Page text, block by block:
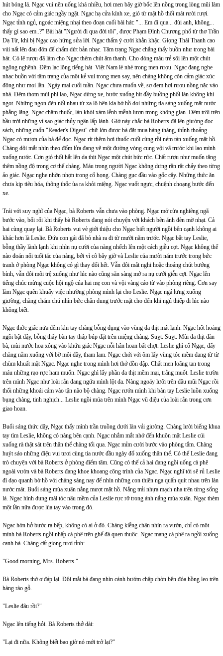
hút bóng lá. Ngạc vui nên uống khá nhiều, hơi men bây giờ bốc lên nồng trong lòng mũi làm
cho Ngạc có cảm giác ngầy ngật. Ngạc hạ cửa kính xe, gió từ mặt hồ thổi mát rười rượi.
Ngạc tỉnh ngủ, ngoác miệng nhại theo đoạn cuối bài hát: "... Em đi qua... đùi anh, không...
thấy gì sao em..?" Bài hát "Người đi qua đời tôi", được Phạm Đình Chương phổ từ thơ Trần
Dạ Từ, khi bị Ngạc cao hứng sửa lời. Ngạc thấm ý cười khằn khặc. Giọng Thái Thanh cao
vúi nất lên đau đớn để chấm dứt bản nhạc. Tâm trạng Ngạc chẳng thấy buồn như trong bài
hát. Có lẽ rượu đã làm cho Ngạc thèm chút âm thanh. Cho dòng máu trẻ sôi lên một chút
ngông nghênh. Đêm lạc lõng tiếng hát Việt Nam lè nhè trong men rượu. Ngạc đang nghe
nhạc buồn với tâm trạng của một kẻ vui trong men say, nên chàng không còn cảm giác xúc
động như mọi lần. Ngày mai cuối tuần. Ngạc chưa muốn về, sợ đem hơi rượu nồng nặc vào
nhà. Đêm thơm mùi phi lao, Ngạc dừng xe, bước xuống hít đầy buồng phổi làn không khí
ngọt. Những ngọn đèn nối nhau từ xa lộ bên kia bờ hồ dọi những tia sáng xuống mặt nước
phẳng lặng. Ngạc châm thuốc, làn khói xám lễnh mễnh lượn trong không gian. Đêm trôi trên
bầu trời những vì sao giác thủy ngân lấp lánh. Giờ này chắc bà Roberts đã lên giường đọc
sách, những cuốn "Reader's Digest" chữ lớn được bà đặt mua hàng tháng, thỉnh thoảng
Ngạc có mượn của bà để đọc. Ngạc rít thêm hơi thuốc cuối cùng rồi ném tàn xuống mặt hồ.
Chàng dõi mắt nhìn theo đốm lửa đang vẽ một đường vòng cung vội vã trước khi lao mình
xuống nước. Cơn gió thổi hắt lên da thịt Ngạc một chút bức rức. Chất rượu như muốn tăng
thêm nồng độ trong cơ thể chàng. Máu trong người Ngạc không dưng rần rật chảy theo từng
ảo giác. Ngạc nghe nhờn nhợn trong cổ họng. Chàng gục đầu vào gốc cây. Những thức ăn
chưa kịp tiêu hóa, thông thốc ùa ra khỏi miệng. Ngạc vuốt ngực, chuệnh choạng bước đến
xe.
Trái với suy nghĩ của Ngạc, bà Roberts vẫn chưa vào phòng. Ngạc mở cửa nghiêng ngã
bước vào, bối rối khi thấy bà Roberts đang nói chuyện với khách bên ánh đèn mờ nhạt. Cả
hai cùng quay lại. Bà Roberts vui vẻ giới thiệu cho Ngạc biết người ngồi bên cạnh không ai
khác hơn là Leslie. Đứa con gái đã bỏ nhà ra đi từ mười năm trước. Ngạc bắt tay Leslie,
bỗng thầy lành lạnh khi nhìn nụ cười của nàng nhếch lên một cách giễu cợt. Ngạc không thể
nào đoán nổi tuổi tác của nàng, bởi vì cô bây giờ và Leslie của mười năm trước trong bức
tranh ở phòng Ngạc không có gì thay đổi hết. Vẫn đôi mắt nghi hoặc thoáng chút bướng
bỉnh, vẫn đôi môi trệ xuống như lúc nào cũng sẵn sàng mở ra nụ cưới giễu cợt. Ngạc lên
tiếng chúc mừng cuộc hội ngộ của hai mẹ con và vội vàng cáo từ vào phòng riêng. Cơn say
làm Ngạc quên khuấy việc nhường phòng mình lại cho Leslie. Ngạc ngả lưng xuống
giường, chàng chăm chú nhìn bức chân dung trước mặt cho đến khi ngủ thiếp đi lúc nào
không biết.
Ngạc thức giấc nửa đêm khi tay chàng bỗng đụng vào vùng da thịt mát lạnh. Ngạc hốt hoảng
ngồi bật dậy, bỗng thấy bàn tay tháp búp đặt trên miệng chàng. Suỵt. Suỵt. Mùi da thịt đàn
bà, mùi nước hoa xông vào khứu giác Ngạc nỗi hân hoan bất chợt. Leslie ghì cổ Ngạc, đẩy
chàng nằm xuống với bờ môi đầy, tham lam. Ngạc chới với ôm lấy vùng tóc mềm đang từ từ
chùm khuất mặt Ngạc. Ngạc nghe trong mình hơi thở dồn dập. Chất men loãng tan trong
máu những rạo rực ham muốn. Ngạc ghì lấy phần da thịt mềm mại, trắng muốt. Leslie trườn
trên mình Ngạc như loài rắn đang ngứa mình lột da. Nàng ngoáy lưỡi trên đầu mũi Ngạc rồi
thổi những khoái cảm vào tận não bộ chàng. Ngạc rướn mình khi bàn tay Leslie luồn xuống
bụng chàng, tinh nghịch... Leslie ngồi múa trên mình Ngạc vũ điệu của loài rắn trong cơn
giao hoan.
Buổi sáng thức dậy, Ngạc thấy mình trần truồng dưới làn vải giường. Chàng lười biếng khua
tay tìm Leslie, không có nàng bên cạnh. Ngạc nhắm mắt nhớ đến khuôn mặt Leslie cúi
xuống rà thật sát trên thân thể chàng tối qua. Ngạc mỉm cười bước vào phòng tắm. Chàng
huýt sáo những điệu vui tươi cùng tia nước đầu ngày đổ xuống thân thể. Có thể Leslie đang
trò chuyện với bà Roberts ở phòng điểm tâm. Cũng có thể cả hai đang ngồi uống cà phê
ngoài vườn và bà Roberts đang khoe khoang công trình của Ngạc. Ngạc nghĩ tới sẽ rủ Leslie
đi dạo quanh bờ hồ với chàng sáng nay để nhìn những con thiên nga quấn quít nhau trên làn
nước mát. Buổi sáng mùa xuân nắng mượt mặt hồ. Nắng trải nhựa mạch nha trên từng sống
lá. Ngạc hình dung mái tóc nâu mềm của Leslie rực rỡ trong ánh nắng mùa xuân. Ngạc thèm
một lần nữa được lùa tay vào trong đó.
Ngạc hớn hở bước ra bếp, không có ai ở đó. Chàng kiễng chân nhìn ra vườn, chỉ có một
mình bà Roberts ngồi nhấp cà phê trên ghế đá quen thuộc. Ngạc mang cà phê ra ngồi xuống
cạnh bà. Chàng cất giọng tươi tỉnh:
"Good morning, Mrs. Roberts."
Bà Roberts thờ ơ đáp lại. Đôi mắt bà đang nhìn cánh bướm chập chờn bên đóa hồng leo trên
hàng rào gỗ.
"Leslie đâu rồi?"
Ngạc lên tiếng hỏi. Bà Roberts thở dài:
"Lại đi nữa. Không biết bao giờ nó mới trở lại?"